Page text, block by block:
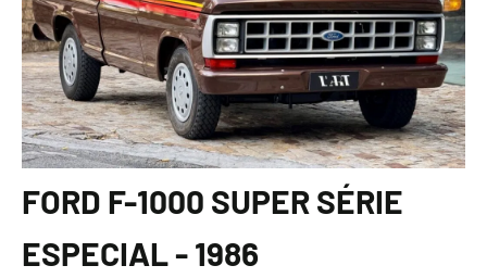
FORD F-1000 SUPER SÉRIE
ESPECIAL - 1986